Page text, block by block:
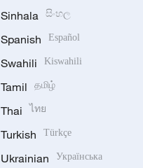
Sinhala සිංහල
Spanish Español
Swahili Kiswahili
Tamil தமிழ்
Thai ไทย
Turkish Türkçe
Ukrainian Українська